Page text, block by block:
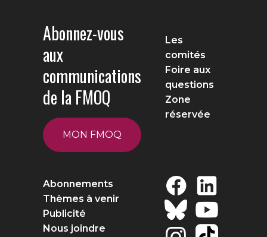
Abonnez-vous
aux
communications
de la FMOQ
MON FMOQ
Les
comités
Foire aux
questions
Zone
réservée
Abonnements
Thèmes à venir
Publicité
Nous joindre